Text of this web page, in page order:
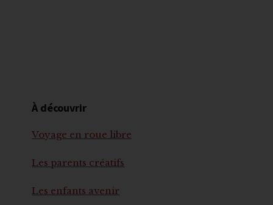
À découvrir
Voyage en roue libre
Les parents créatifs
Les enfants avenir